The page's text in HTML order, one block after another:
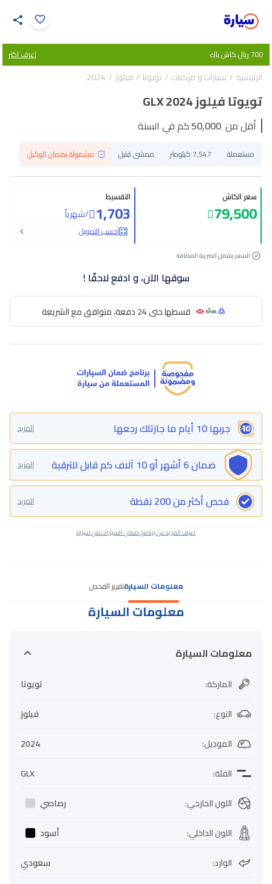
1
/
36 700 ريال كاش باك اعرف اكثر
الرئيسية سيارات و مركبات تويوتا فيلوز 2024
تويوتا فيلوز GLX 2024
أقل من 50,000كم في السنة
مستعملة 7,547 كيلومتر ممشى قليل مشمولة بضمان الوكيل
سعر الكاش
79,500
التقسيط
1,703
/شهرياً
احسب التمويل
السعر يشمل الضريبة المضافة
سوقها الآن، و ادفع لاحقًا !
قسطها حتى 24 دفعة، متوافق مع الشريعة
جربها 10 أيام ما جازتلك رجعها المزيد
ضمان 6 أشهر أو 10 آلاف كم قابل للترقية المزيد
فحص أكثر من 200 نقطة المزيد
اعرف المزيد عن برنامج ضمان السيارات من سيارة
معلومات السيارةتقرير الفحص
معلومات السيارة
معلومات السيارة
الماركة:
تويوتا
النوع:
فيلوز
الموديل:
2024
الفئة:
GLX
اللون الخارجي:
رصاصي
اللون الداخلي:
أسود
الوارد:
سعودي